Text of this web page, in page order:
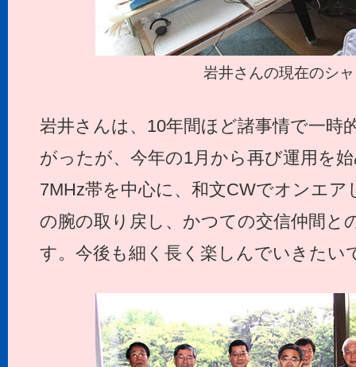
岩井さんの現在のシ
岩井さんは、10年間ほど諸事情で一時
がったが、今年の1月から再び運用を
7MHz帯を中心に、和文CWでオンエ
の腕の取り戻し、かつての交信仲間と
す。今後も細く長く楽しんでいきたい